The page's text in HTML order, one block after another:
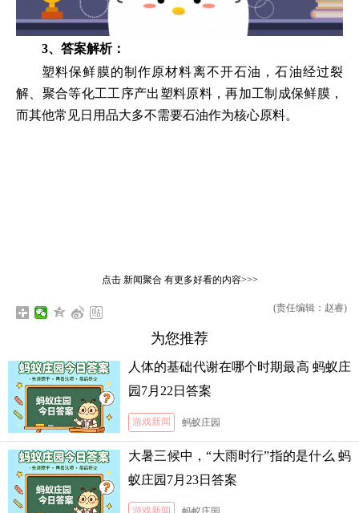
3、答案解析：
塑料保鲜膜的制作原材料离不开石油，石油经过裂
解、聚合等化工工序产出塑料原料，再加工制成保鲜膜，
而其他常见日用品大多不需要石油作为核心原料。
点击 新闻聚合有更多好看的内容>>>
(责任编辑：赵睿)
为您推荐
人体的基础代谢在哪个时期最高 蚂蚁庄
园7月22日答案
游戏新闻 蚂蚁庄园
大暑三候中，“大雨时行”指的是什么 蚂
蚁庄园7月23日答案